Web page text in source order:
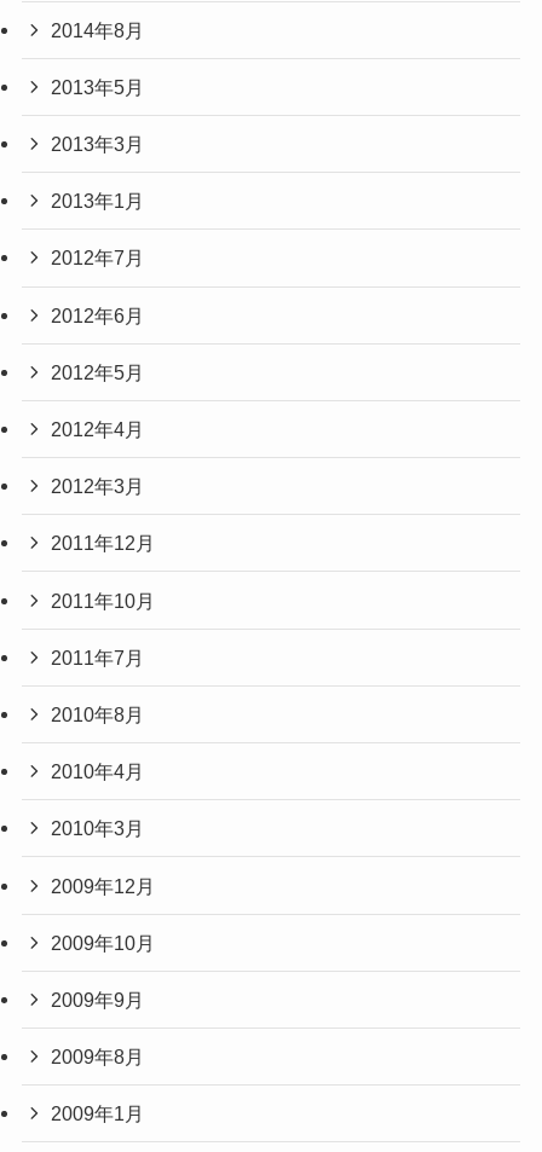
2014年8月
2013年5月
2013年3月
2013年1月
2012年7月
2012年6月
2012年5月
2012年4月
2012年3月
2011年12月
2011年10月
2011年7月
2010年8月
2010年4月
2010年3月
2009年12月
2009年10月
2009年9月
2009年8月
2009年1月